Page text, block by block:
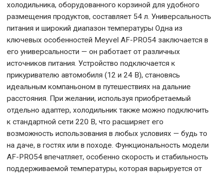
холодильника, оборудованного корзиной для удобного
размещения продуктов, составляет 54 л. Универсальность
питания и широкий диапазон температуры Одна из
ключевых особенностей Meyvel AF-PRO54 заключается в
его универсальности — он работает от различных
источников питания. Устройство подключается к
прикуривателю автомобиля (12 и 24 В), становясь
идеальным компаньоном в путешествиях на дальние
расстояния. При желании, используя приобретаемый
отдельно адаптер, холодильник также можно подключить
к стандартной сети 220 В, что расширяет его
возможность использования в любых условиях — будь то
на даче, в гостях или в походе. Функциональность модели
AF-PRO54 впечатляет, особенно скорость и стабильность
поддерживаемой температуры, которая варьируется от